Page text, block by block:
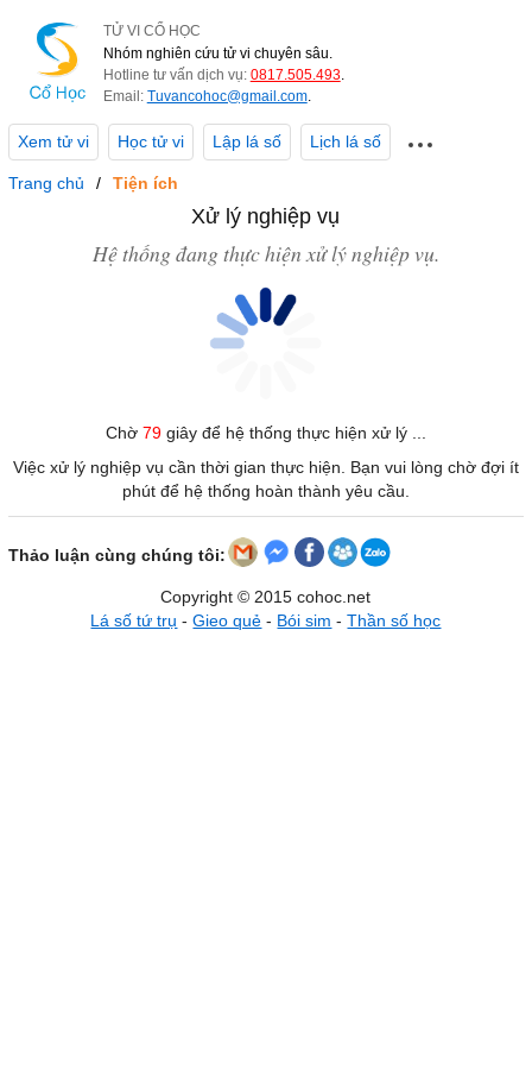
TỬ VI CỔ HỌC
Nhóm nghiên cứu tử vi chuyên sâu.
Hotline tư vấn dịch vụ: 0817.505.493.
Email: Tuvancohoc@gmail.com.
Xem tử vi Học tử vi Lập lá số Lịch lá số
Trang chủ Tiện ích
Xử lý nghiệp vụ
Hệ thống đang thực hiện xử lý nghiệp vụ.
Chờ 79giây để hệ thống thực hiện xử lý ...
Việc xử lý nghiệp vụ cần thời gian thực hiện. Bạn vui lòng chờ đợi ít
phút để hệ thống hoàn thành yêu cầu.
Thảo luận cùng chúng tôi:
Copyright © 2015 cohoc.net
Lá số tứ trụ -Gieo quẻ - Bói sim -Thần số học